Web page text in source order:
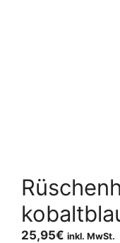
25,95€ inkl. MwSt.